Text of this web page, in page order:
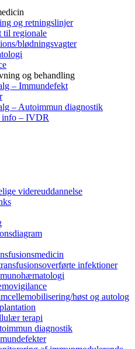
og retningslinjer
til regionale
blødningsvagter
og behandling
– Immundefekt
– Autoimmun diagnostik
info – IVDR
videreuddannelse
infektioner
høst og autolog
terapi
diagnostik